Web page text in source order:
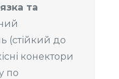
та
(стійкий до
конектори
по